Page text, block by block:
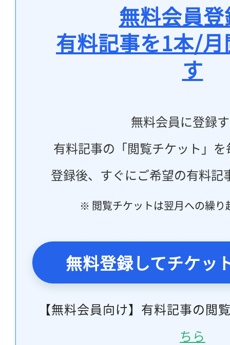
無料会員
有料記事を1本/
す
無料会員に登録
有料記事の「閲覧チケット」
登録後、すぐにご希望の有料記
※ 閲覧チケットは翌月への繰り
無料登録してチケッ
【無料会員向け】有料記事の閲
ちら